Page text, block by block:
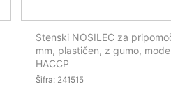
Stenski NOSILEC za
mm, plastičen, z gumo,
HACCP
Šifra: 241515